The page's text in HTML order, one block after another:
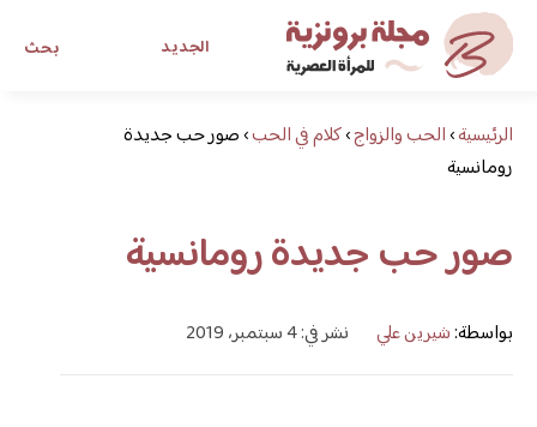
بحث الجديد
مجلة برونزية للفتاة العصريةالرئيسية›الحب والزواج›كلام في الحب›صور حب جديدة
رومانسية
صور حب جديدة رومانسية
بواسطة:شيرين علي نشر في: 4 سبتمبر، 2019